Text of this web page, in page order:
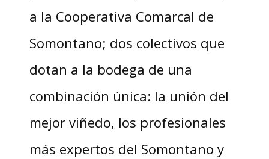
a la Cooperativa Comarcal de
Somontano; dos colectivos que
dotan a la bodega de una
combinación única: la unión del
mejor viñedo, los profesionales
más expertos del Somontano y